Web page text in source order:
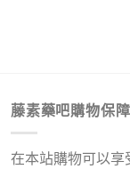
藤素藥吧購物保障
在本站購物可以享